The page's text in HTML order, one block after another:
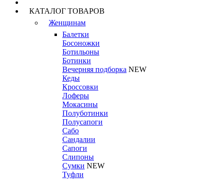
КАТАЛОГ ТОВАРОВ
Женщинам
Балетки
Босоножки
Ботильоны
Ботинки
Вечерняя подборка NEW
Кеды
Кроссовки
Лоферы
Мокасины
Полуботинки
Полусапоги
Сабо
Сандалии
Сапоги
Слипоны
Сумки NEW
Туфли